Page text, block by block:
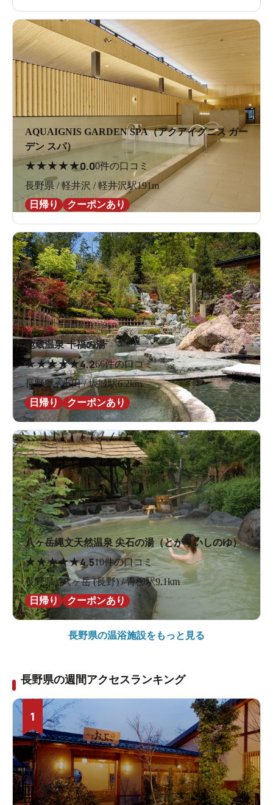
AQUAIGNIS GARDEN SPA（アクアイグニス ガー
デン スパ）
★★★★★0.00件の口コミ
長野県 / 軽井沢 / 軽井沢駅191m
日帰り
クーポンあり
地蔵温泉 十福の湯
★★★★★4.266件の口コミ
長野県 / 上田 / 坂城駅6.2km
日帰り
クーポンあり
八ヶ岳縄文天然温泉 尖石の湯（とがりいしのゆ）
★★★★★4.510件の口コミ
長野県 / 八ヶ岳 (長野) / 青柳駅9.1km
日帰り
クーポンあり
長野県の温浴施設をもっと見る
長野県の週間アクセスランキング
1